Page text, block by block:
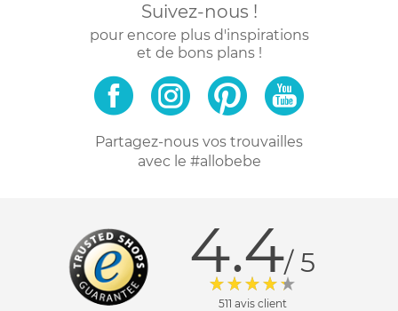
Suivez-nous !
pour encore plus d'inspirations
et de bons plans !
Partagez-nous vos trouvailles
avec le #allobebe
4.4/ 5
511 avis client